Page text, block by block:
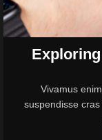
Vivamus
suspendisse